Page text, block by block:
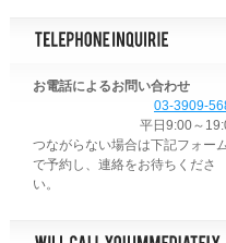
お電話によるお問い合わせ
03-3909-
平日9:00～